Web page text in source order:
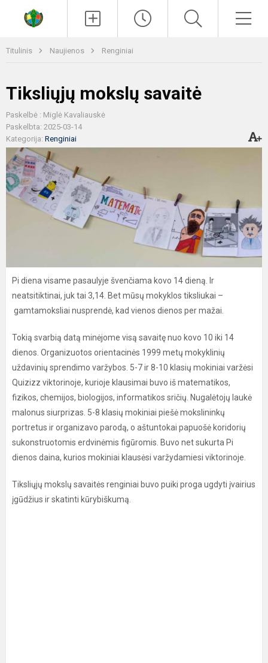
Titulinis Naujienos Renginiai
Tiksliųjų mokslų savaitė
Paskelbė : Miglė Kavaliauskė
Paskelbta: 2025-03-14
Kategorija: Renginiai
Pi diena visame pasaulyje švenčiama kovo 14 dieną. Ir
neatsitiktinai, juk tai 3,14. Bet mūsų mokyklos tiksliukai –
gamtamoksliai nusprendė, kad vienos dienos per mažai.
Tokią svarbią datą minėjome visą savaitę nuo kovo 10 iki 14
dienos. Organizuotos orientacinės 1999 metų mokyklinių
uždavinių sprendimo varžybos. 5-7 ir 8-10 klasių mokiniai varžėsi
Quizizz viktorinoje, kurioje klausimai buvo iš matematikos,
fizikos, chemijos, biologijos, informatikos sričių. Nugalėtojų laukė
malonus siurprizas. 5-8 klasių mokiniai piešė mokslininkų
portretus ir organizavo parodą, o aštuntokai papuošė koridorių
sukonstruotomis erdvinėmis figūromis. Buvo net sukurta Pi
dienos daina, kurios mokiniai klausėsi varžydamiesi viktorinoje.
Tiksliųjų mokslų savaitės renginiai buvo puiki proga ugdyti įvairius
įgūdžius ir skatinti kūrybiškumą.